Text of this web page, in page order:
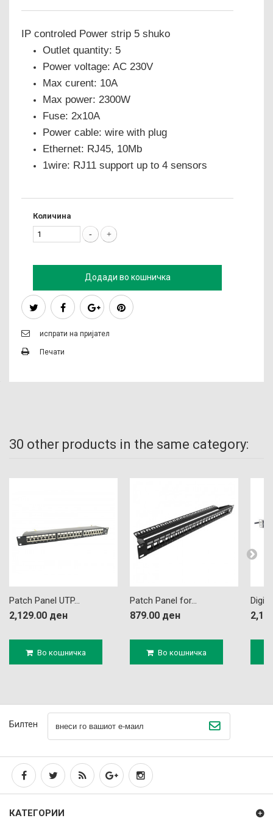
IP controled Power strip 5 shuko
Outlet quantity: 5
Power voltage: AC 230V
Max curent: 10A
Max power: 2300W
Fuse: 2x10A
Power cable: wire with plug
Ethernet: RJ45, 10Mb
1wire: RJ11 support up to 4 sensors
Количина
Додади во кошничка
испрати на пријател
Печати
30 other products in the same category:
Patch Panel UTP...
2,129.00 ден
Во кошничка
Patch Panel for...
879.00 ден
Во кошничка
Билтен
КАТЕГОРИИ